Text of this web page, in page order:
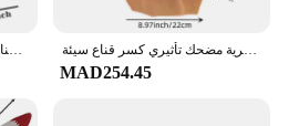
كسر سيئة تأثيري حلي فيلم جديد والت هالوين كوس الملابس الكبار نيسيي قناع قفازات لعب الأدوار الملحقات هالوين والتر الأبيض اللاتكس القبعات هالوين واقعية مثيرة تأثيري الوجه الدعائم البشرية مضحك تأثيري كسر قناع سيئة
MAD254.45